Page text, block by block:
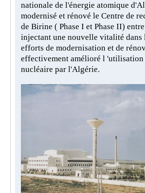
nationale de l'énergie atomique
modernisé et rénové le Centre de
de Birine ( Phase I et Phase II)
injectant une nouvelle vitalité dans
efforts de modernisation et de
effectivement amélioré l 'utilisation
nucléaire par l'Algérie.